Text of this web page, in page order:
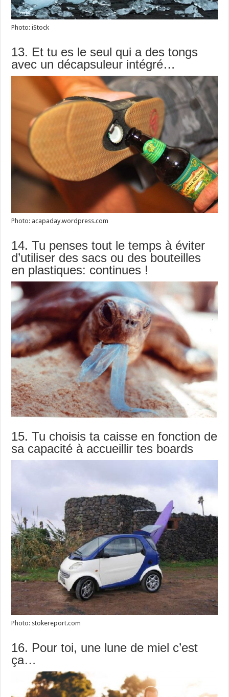
Photo: iStock
13. Et tu es le seul qui a des tongs
avec un décapsuleur intégré…
Photo: acapaday.wordpress.com
14. Tu penses tout le temps à éviter
d’utiliser des sacs ou des bouteilles
en plastiques: continues !
15. Tu choisis ta caisse en fonction de
sa capacité à accueillir tes boards
Photo: stokereport.com
16. Pour toi, une lune de miel c’est
ça…